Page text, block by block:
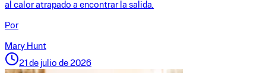
al calor atrapado a encontrar la salida.
Por
Mary Hunt
21 de julio de 2026